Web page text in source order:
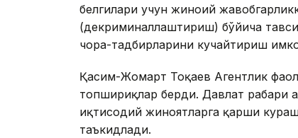
белгилари учун жиноий
(декриминаллаштириш) бўйича
чора-тадбирларини кучайтириш
Қасим-Жомарт Тоқаев Агентлик
топшириқлар берди. Давлат раҳбари
иқтисодий жиноятларга қарши
таъкидлади.